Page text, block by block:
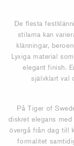
De flesta
stilarna kan
klänningar,
Lyxiga material
elegant finish.
självklart val
På Tiger of
diskret elegans
övergå från dag till
formalitet